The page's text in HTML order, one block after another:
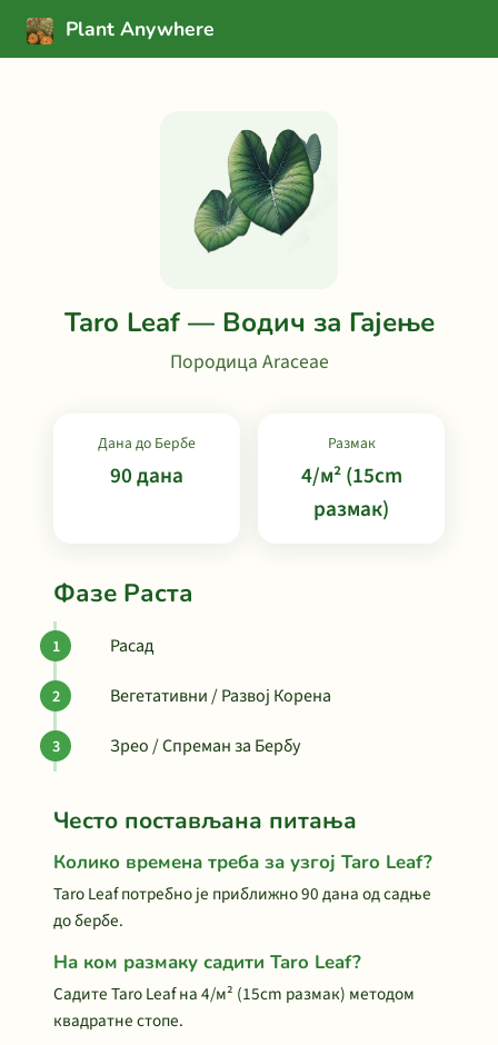
Plant Anywhere
Taro Leaf — Водич за Гајење
Породица Araceae
Дана до Бербе
90 дана
Размак
4/м² (15cm
размак)
Фазе Раста
Расад
Вегетативни / Развој Корена
Зрео / Спреман за Бербу
Често постављана питања
Колико времена треба за узгој Taro Leaf?
Taro Leaf потребно је приближно 90 дана од садње
до бербе.
На ком размаку садити Taro Leaf?
Садите Taro Leaf на 4/м² (15cm размак) методом
квадратне стопе.